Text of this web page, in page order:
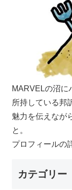
MARVELの沼に
所持している邦
魅力を伝えなが
と。
プロフィールの
カテゴリー